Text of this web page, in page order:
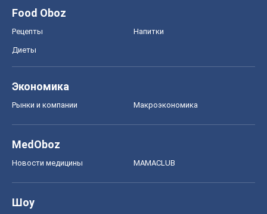
Food Oboz
Рецепты Напитки
Диеты
Экономика
Рынки и компании Mакроэкономика
MedOboz
Новости медицины MAMACLUB
Шоу